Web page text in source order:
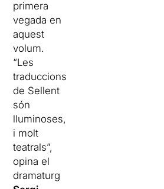
primera
vegada en
aquest
volum.
“Les
traduccions
de Sellent
són
lluminoses,
i molt
teatrals”,
opina el
dramaturg